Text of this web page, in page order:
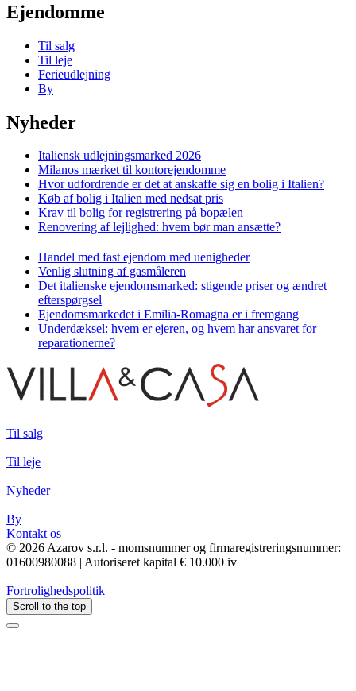
Ejendomme
Til salg
Til leje
Ferieudlejning
By
Nyheder
Italiensk udlejningsmarked 2026
Milanos mærket til kontorejendomme
Hvor udfordrende er det at anskaffe sig en bolig i Italien?
Køb af bolig i Italien med nedsat pris
Krav til bolig for registrering på bopælen
Renovering af lejlighed: hvem bør man ansætte?
Handel med fast ejendom med uenigheder
Venlig slutning af gasmåleren
Det italienske ejendomsmarked: stigende priser og ændret
efterspørgsel
Ejendomsmarkedet i Emilia-Romagna er i fremgang
Underdæksel: hvem er ejeren, og hvem har ansvaret for
reparationerne?
Til salg
Til leje
Nyheder
By
Kontakt os
© 2026 Azarov s.r.l. - momsnummer og firmaregistreringsnummer:
01600980088 | Autoriseret kapital € 10.000 iv
Fortrolighedspolitik
Scroll to the top